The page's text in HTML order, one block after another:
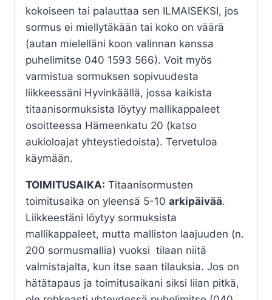
kokoiseen tai palauttaa sen ILMAISEKSI, jos
sormus ei miellytäkään tai koko on väärä
(autan mielelläni koon valinnan kanssa
puhelimitse 040 1593 566). Voit myös
varmistua sormuksen sopivuudesta
liikkeessäni Hyvinkäällä, jossa kaikista
titaanisormuksista löytyy mallikappaleet
osoitteessa Hämeenkatu 20 (katso
aukioloajat yhteystiedoista). Tervetuloa
käymään.
TOIMITUSAIKA: Titaanisormusten
toimitusaika on yleensä 5-10 arkipäivää.
Liikkeestäni löytyy sormuksista
mallikappaleet, mutta malliston laajuuden (n.
200 sormusmallia) vuoksi tilaan niitä
valmistajalta, kun itse saan tilauksia. Jos on
hätätapaus ja toimitusaikani siksi liian pitkä,